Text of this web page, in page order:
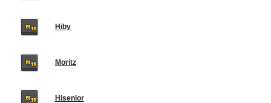
Hiby
Moritz
Hisenior